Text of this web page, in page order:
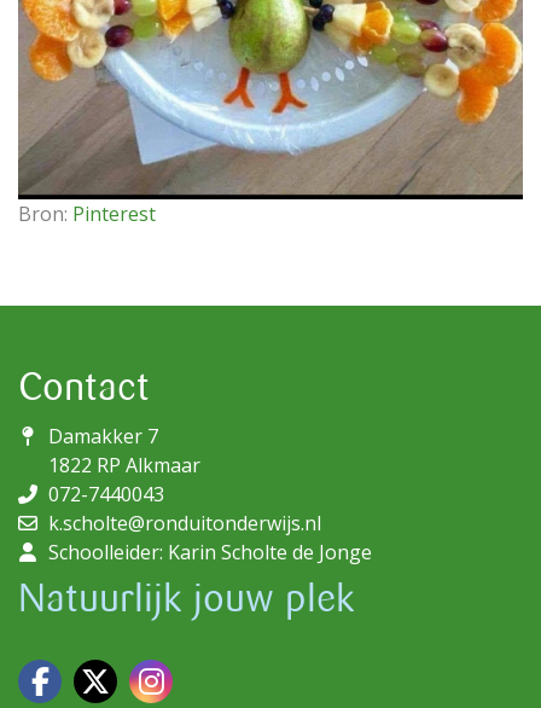
Bron: Pinterest
Contact
Damakker 7
1822 RP Alkmaar
072-7440043
k.scholte@ronduitonderwijs.nl
Schoolleider: Karin Scholte de Jonge
Natuurlijk jouw plek